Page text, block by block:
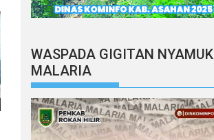
WASPADA GIGITAN NYAMUK
MALARIA